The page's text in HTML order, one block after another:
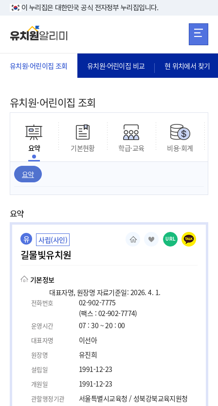
본문 바로가기
이 누리집은 대한민국 공식 전자정부 누리집입니다.
유치원·어린이집 조회 유치원·어린이집 비교 현 위치에서 찾기
유치원·어린이집 조회
요약 기본현황 학급·교육 비용·회계
요약
요약
유 사립(사인)
길물빛유치원
URL
기본정보
대표자명, 원장명 자료기준일: 2026. 4. 1.
전화번호
02-902-7775
(팩스 : 02-902-7774)
운영시간 07 : 30 ~ 20 : 00
대표자명 이선아
원장명 유진희
설립일 1991-12-23
개원일 1991-12-23
관할행정기관 서울특별시교육청 / 성북강북교육지원청